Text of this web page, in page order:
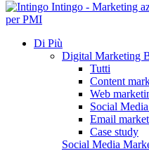
Intingo - Marketing
per PMI
Di Più
Digital Marketing
Tutti
Content
Web
Social
Email
Case study
Social Media